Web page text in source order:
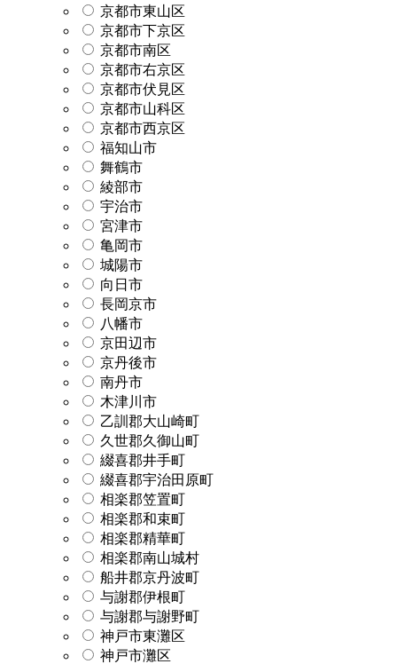
京都市東山区
京都市下京区
京都市南区
京都市右京区
京都市伏見区
京都市山科区
京都市西京区
福知山市
舞鶴市
綾部市
宇治市
宮津市
亀岡市
城陽市
向日市
長岡京市
八幡市
京田辺市
京丹後市
南丹市
木津川市
乙訓郡大山崎町
久世郡久御山町
綴喜郡井手町
綴喜郡宇治田原町
相楽郡笠置町
相楽郡和束町
相楽郡精華町
相楽郡南山城村
船井郡京丹波町
与謝郡伊根町
与謝郡与謝野町
神戸市東灘区
神戸市灘区